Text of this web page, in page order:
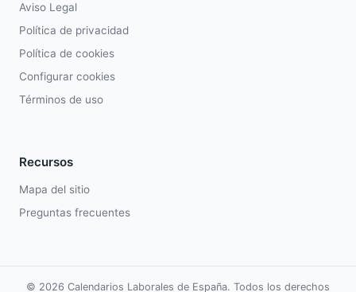
Aviso Legal
Política de privacidad
Política de cookies
Configurar cookies
Términos de uso
Recursos
Mapa del sitio
Preguntas frecuentes
© 2026 Calendarios Laborales de España. Todos los derechos